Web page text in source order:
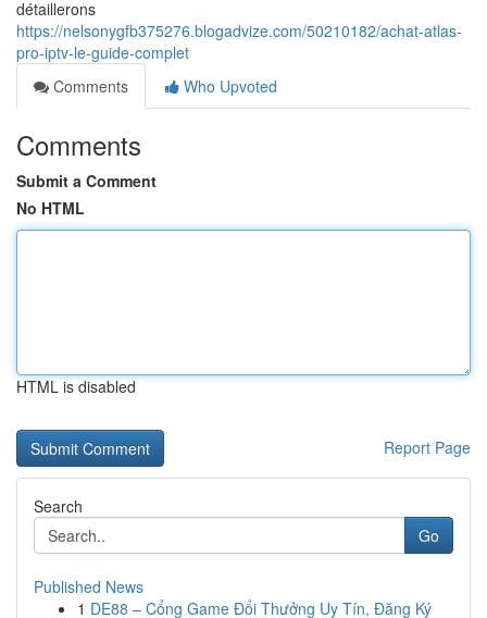
détaillerons
https://nelsonygfb375276.blogadvize.com/50210182/achat-atlas-
pro-iptv-le-guide-complet
Comments
Who Upvoted
Comments
Submit a Comment
No HTML
HTML is disabled
Report Page
Search
Go
Published News
1 DE88 – Cổng Game Đổi Thưởng Uy Tín, Đăng Ký